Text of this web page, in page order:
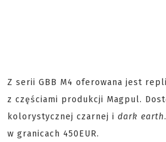
Z serii GBB M4 oferowana jest
z częściami produkcji Magpul.
kolorystycznej czarnej i dark earth
w granicach 450EUR.